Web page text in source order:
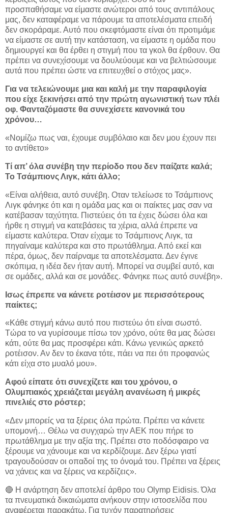
προσπαθήσαμε να είμαστε ανώτεροι από τους αντιπάλους
μας, δεν καταφέραμε να πάρουμε τα αποτελέσματα επειδή
δεν σκοράραμε. Αυτό που σκεφτόμαστε είναι ότι προτιμάμε
να είμαστε σε αυτή την κατάσταση, να είμαστε η ομάδα που
δημιουργεί και θα έρθει η στιγμή που τα γκολ θα έρθουν. Θα
πρέπει να συνεχίσουμε να δουλεύουμε και να βελτιώσουμε
αυτά που πρέπει ώστε να επιτευχθεί ο στόχος μας».
Για να τελειώνουμε μια και καλή με την παραφιλογία
που είχε ξεκινήσει από την πρώτη αγωνιστική των πλέι
οφ. Φανταζόμαστε θα συνεχίσετε κανονικά του
χρόνου…
«Νομίζω πως ναι, έχουμε συμβόλαιο και δεν μου έχουν πει
το αντίθετο»
Τί απ’ όλα συνέβη την περίοδο που δεν παίζατε καλά;
Το Τσάμπιονς Λιγκ, κάτι άλλο;
«Είναι αλήθεια, αυτό συνέβη. Οταν τελείωσε το Τσάμπιονς
Λιγκ φάνηκε ότι και η ομάδα μας και οι παίκτες μας σαν να
κατέβασαν ταχύτητα. Πιστεύεις ότι τα έχεις δώσει όλα και
ήρθε η στιγμή να κατεβάσεις τα χέρια, αλλά έπρεπε να
είμαστε καλύτερα. Όταν είχαμε το Τσάμπιονς Λιγκ, τα
πηγαίναμε καλύτερα και στο πρωτάθλημα. Από εκεί και
πέρα, όμως, δεν παίρναμε τα αποτελέσματα. Δεν έγινε
σκόπιμα, η ιδέα δεν ήταν αυτή. Μπορεί να συμβεί αυτό, και
σε ομάδες, αλλά και σε μονάδες. Φάνηκε πως αυτό συνέβη».
Ισως έπρεπε να κάνετε ροτέισον με περισσότερους
παίκτες;
«Κάθε στιγμή κάνω αυτό που πιστεύω ότι είναι σωστό.
Τώρα το να γυρίσουμε πίσω τον χρόνο, ούτε θα μας δώσει
κάτι, ούτε θα μας προσφέρει κάτι. Κάνω γενικώς αρκετό
ροτέισον. Αν δεν το έκανα τότε, πάει να πει ότι προφανώς
κάτι είχα στο μυαλό μου».
Αφού είπατε ότι συνεχίζετε και του χρόνου, ο
Ολυμπιακός χρειάζεται μεγάλη ανανέωση ή μικρές
πινελιές στο ρόστερ;
«Δεν μπορείς να τα ξέρεις όλα πρώτα. Πρέπει να κάνετε
υπομονή… Θέλω να συγχαρώ την ΑΕΚ που πήρε το
πρωτάθλημα με την αξία της. Πρέπει στο ποδόσφαιρο να
ξέρουμε να χάνουμε και να κερδίζουμε. Δεν ξέρω γιατί
τραγουδούσαν οι οπαδοί της το όνομά του. Πρέπει να ξέρεις
να χάνεις και να ξέρεις να κερδίζεις».
🔴 Η ανάρτηση δεν αποτελεί άρθρο του Olymp Eidisis. Όλα
τα πνευματικά δικαιώματα ανήκουν στην ιστοσελίδα που
αναφέρεται παρακάτω. Για τυχόν παρατηρήσεις